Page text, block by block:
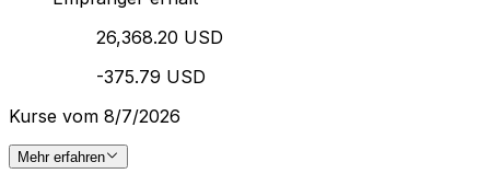
26,368.20 USD
-375.79 USD
Kurse vom 8/7/2026
Mehr erfahren